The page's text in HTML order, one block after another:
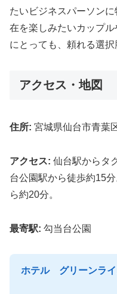
たいビジネスパーソン
在を楽しみたいカップ
にとっても、頼れる選択
アクセス・地図
住所: 宮城県仙台市青葉
アクセス: 仙台駅からタ
台公園駅から徒歩約15
ら約20分。
最寄駅: 勾当台公園
ホテル グリーンライ